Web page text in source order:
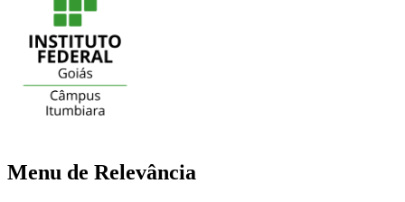
Menu de Relevância